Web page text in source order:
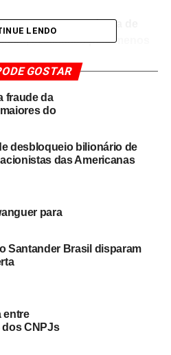
garantir entrada rápida de
, destinandopelo menos
. Segundo a Sefaz, o
de Salvador
recuperação em 2024 foi de
Moraesexplica que
não é comum no país.
para atrair investidores, há
de um fundo autorizado pela
dívida prescrever ou for
permanecem as
completou.
LENDO
GOSTAR
fraude da
do
desbloqueio bilionário de
das Americanas
para
Santander Brasil disparam
entre
dos CNPJs